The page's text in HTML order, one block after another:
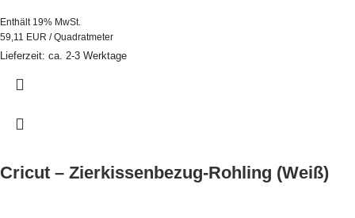
Enthält 19% MwSt.
59,11 EUR / Quadratmeter
Lieferzeit: ca. 2-3 Werktage
Cricut – Zierkissenbezug-Rohling (Weiß)